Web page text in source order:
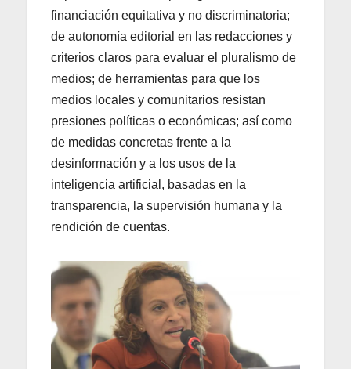
financiación equitativa y no discriminatoria;
de autonomía editorial en las redacciones y
criterios claros para evaluar el pluralismo de
medios; de herramientas para que los
medios locales y comunitarios resistan
presiones políticas o económicas; así como
de medidas concretas frente a la
desinformación y a los usos de la
inteligencia artificial, basadas en la
transparencia, la supervisión humana y la
rendición de cuentas.